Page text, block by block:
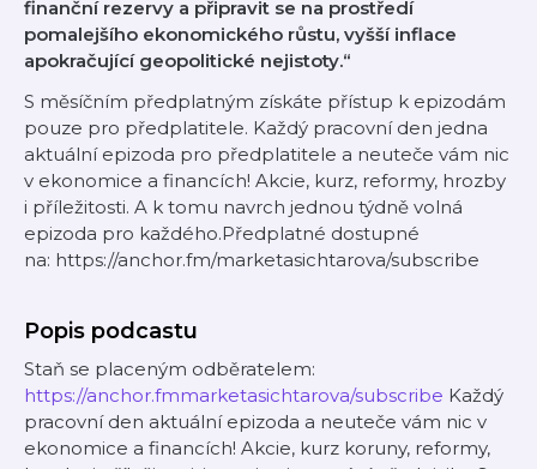
finanční rezervy a připravit se na prostředí
pomalejšího ekonomického růstu, vyšší inflace
apokračující geopolitické nejistoty.“
S měsíčním předplatným získáte přístup k epizodám
pouze pro předplatitele. Každý pracovní den jedna
aktuální epizoda pro předplatitele a neuteče vám nic
v ekonomice a financích! Akcie, kurz, reformy, hrozby
i příležitosti. A k tomu navrch jednou týdně volná
epizoda pro každého.Předplatné dostupné
na: https://anchor.fm/marketasichtarova/subscribe
Popis podcastu
Staň se placeným odběratelem:
https://anchor.fmmarketasichtarova/subscribe Každý
pracovní den aktuální epizoda a neuteče vám nic v
ekonomice a financích! Akcie, kurz koruny, reformy,